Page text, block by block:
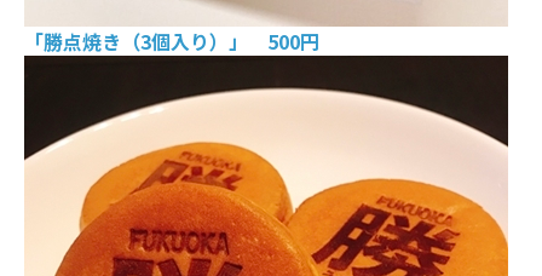
「勝点焼き（3個入り）」 500円